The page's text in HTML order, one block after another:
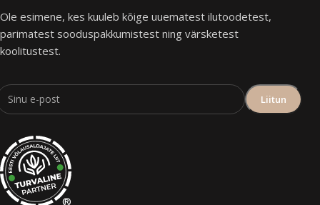
Ole esimene, kes kuuleb kõige uuematest ilutoodetest,
parimatest sooduspakkumistest ning värsketest
koolitustest.
®